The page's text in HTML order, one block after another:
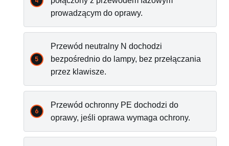
prowadzącym do oprawy.
Przewód neutralny N dochodzi
bezpośrednio do lampy, bez przełączania
przez klawisze.
Przewód ochronny PE dochodzi do
oprawy, jeśli oprawa wymaga ochrony.